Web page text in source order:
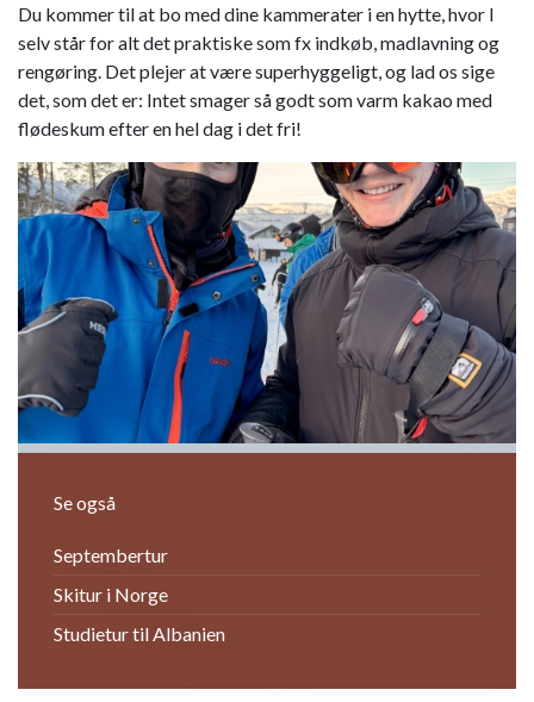
Du kommer til at bo med dine kammerater i en hytte, hvor I
selv står for alt det praktiske som fx indkøb, madlavning og
rengøring. Det plejer at være superhyggeligt, og lad os sige
det, som det er: Intet smager så godt som varm kakao med
flødeskum efter en hel dag i det fri!
Previous
Next
Se også
Septembertur
Skitur i Norge
Studietur til Albanien